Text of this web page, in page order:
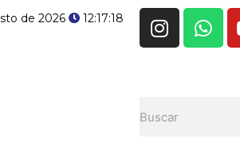
de 2026 12:17:18
I
n
g
W
h